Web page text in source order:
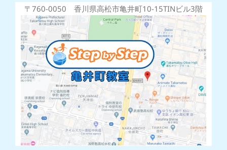
〒760-0050 香川県高松市亀井町10-15TINビル3階